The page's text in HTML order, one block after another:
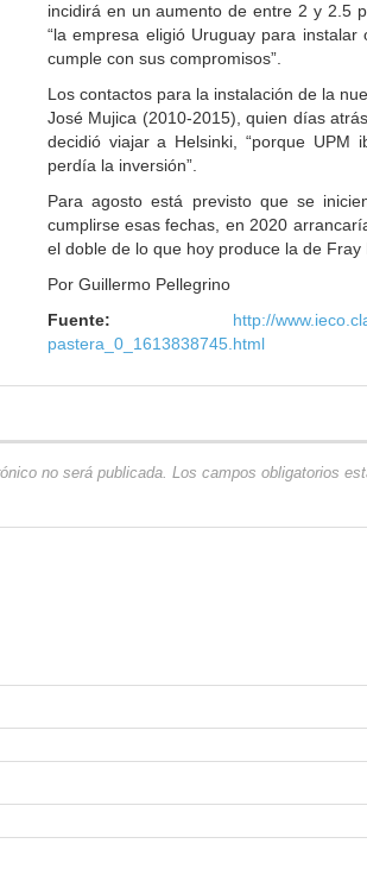
incidirá en un aumento de entre 2 y 2.5
“la empresa eligió Uruguay para
cumple con sus compromisos”.
Los contactos para la instalación de la
José Mujica (2010-2015), quien días
decidió viajar a Helsinki, “porque
perdía la inversión”.
Para agosto está previsto que se
cumplirse esas fechas, en 2020
el doble de lo que hoy produce la de Fray
Por Guillermo Pellegrino
Fuente: http://
pastera_0_1613838745.html
no será publicada. Los campos obligatorios